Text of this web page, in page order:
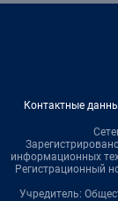
Контактные
информационных
Регистрационный
Учредитель: